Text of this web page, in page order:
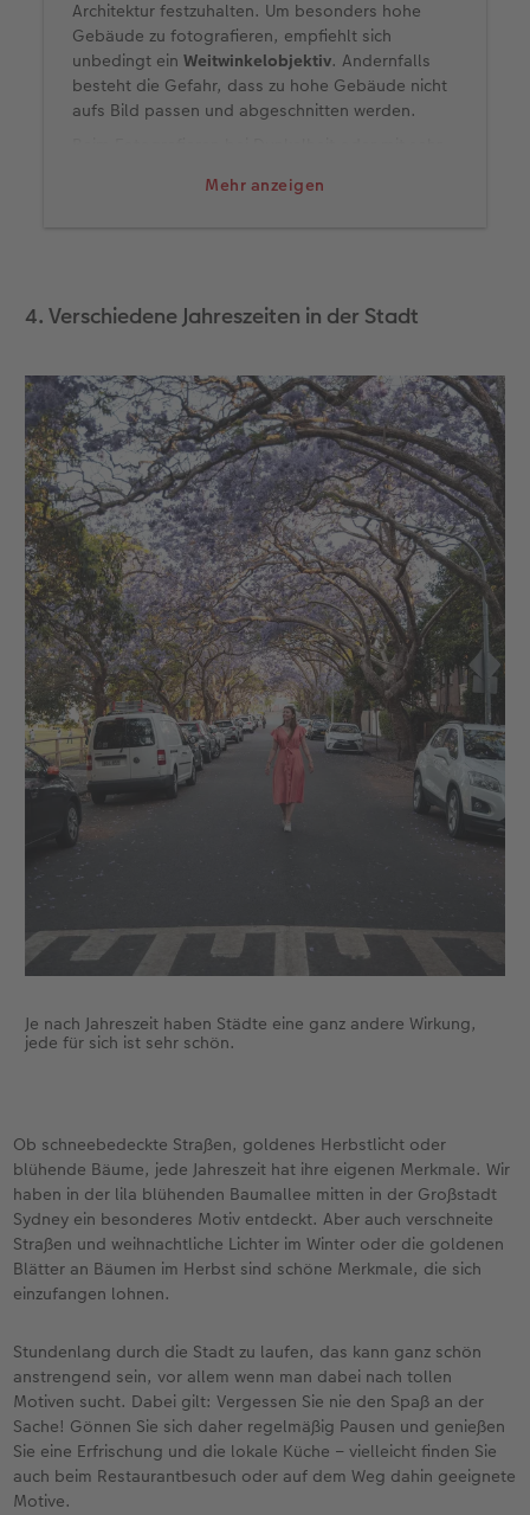
Mehr anzeigen
Architektur festzuhalten. Um besonders hohe
Gebäude zu fotografieren, empfiehlt sich
unbedingt einWeitwinkelobjektiv. Andernfalls
besteht die Gefahr, dass zu hohe Gebäude nicht
aufs Bild passen und abgeschnitten werden.
Nutzen Sie daher einStativ, sodass Ihre Fotos
Tipps zum Thema Langzeitbelichtung in der Stadt
4. Verschiedene Jahreszeiten in der Stadt
Je nach Jahreszeit haben Städte eine ganz andere Wirkung,
jede für sich ist sehr schön.
Ob schneebedeckte Straßen, goldenes Herbstlicht oder
blühende Bäume, jede Jahreszeit hat ihre eigenen Merkmale. Wir
haben in der lila blühenden Baumallee mitten in der Großstadt
Sydney ein besonderes Motiv entdeckt. Aber auch verschneite
Straßen und weihnachtliche Lichter im Winter oder die goldenen
Blätter an Bäumen im Herbst sind schöne Merkmale, die sich
einzufangen lohnen.
Stundenlang durch die Stadt zu laufen, das kann ganz schön
anstrengend sein, vor allem wenn man dabei nach tollen
Motiven sucht. Dabei gilt: Vergessen Sie nie den Spaß an der
Sache! Gönnen Sie sich daher regelmäßig Pausen und genießen
Sie eine Erfrischung und die lokale Küche – vielleicht finden Sie
auch beim Restaurantbesuch oder auf dem Weg dahin geeignete
Motive.